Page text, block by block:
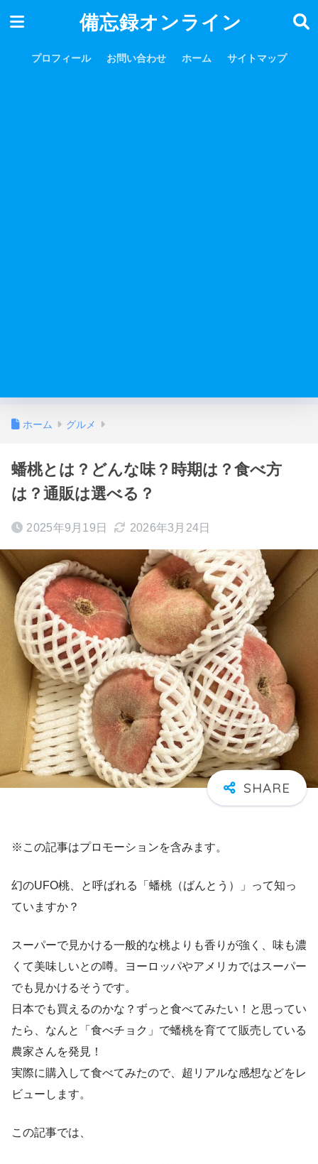
備忘録オンライン
プロフィール お問い合わせ ホーム サイトマップ
ホーム グルメ
蟠桃とは？どんな味？時期は？食べ方
は？通販は選べる？
2025年9月19日 2026年3月24日
※この記事はプロモーションを含みます。
幻のUFO桃、と呼ばれる「蟠桃（ばんとう）」って知っ
ていますか？
スーパーで見かける一般的な桃よりも香りが強く、味も濃
くて美味しいとの噂。ヨーロッパやアメリカではスーパー
でも見かけるそうです。
日本でも買えるのかな？ずっと食べてみたい！と思ってい
たら、なんと「食べチョク」で蟠桃を育てて販売している
農家さんを発見！
実際に購入して食べてみたので、超リアルな感想などをレ
ビューします。
この記事では、